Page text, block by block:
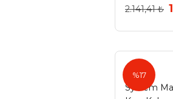
2.141,41 ₺
%17
System